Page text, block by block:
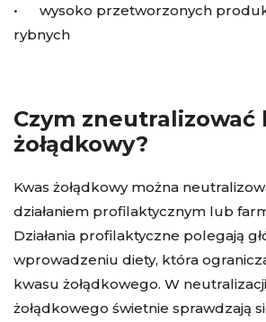
• wysoko przetworzonych
rybnych
Czym zneutralizować
żołądkowy?
Kwas żołądkowy można
działaniem profilaktycznym lub
Działania profilaktyczne polegają
wprowadzeniu diety, która
kwasu żołądkowego. W
żołądkowego świetnie sprawdzają